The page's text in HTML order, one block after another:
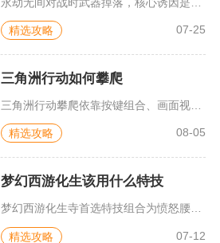
精选攻略 07-25
三角洲行动如何攀爬
三角洲行动攀爬依靠按键组合、画面视角校准与设置搭配实现，基础...
精选攻略 08-05
梦幻西游化生该用什么特技
梦幻西游化生寺首选特技组合为愤怒腰带搭配罗汉金钟、晶清诀、笑...
精选攻略 07-12